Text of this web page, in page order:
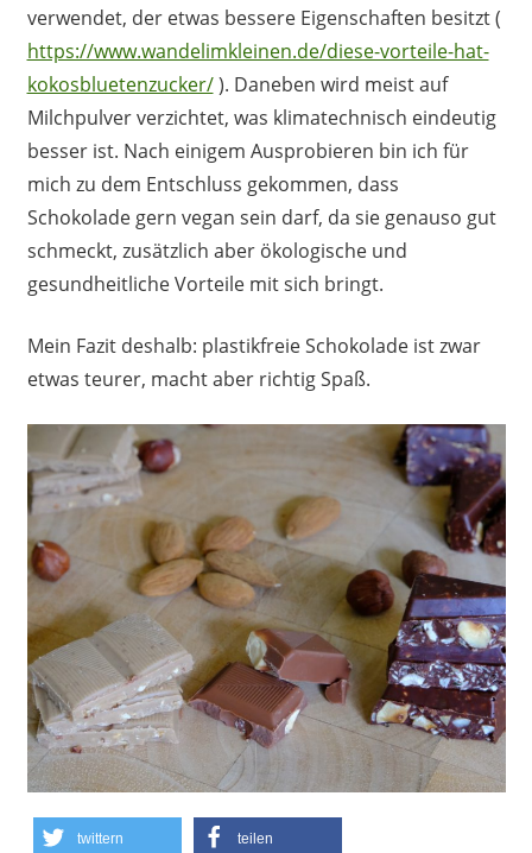
verwendet, der etwas bessere Eigenschaften besitzt (
https://www.wandelimkleinen.de/diese-vorteile-hat-
kokosbluetenzucker/). Daneben wird meist auf
Milchpulver verzichtet, was klimatechnisch eindeutig
besser ist. Nach einigem Ausprobieren bin ich für
mich zu dem Entschluss gekommen, dass
Schokolade gern vegan sein darf, da sie genauso gut
schmeckt, zusätzlich aber ökologische und
gesundheitliche Vorteile mit sich bringt.
Mein Fazit deshalb: plastikfreie Schokolade ist zwar
etwas teurer, macht aber richtig Spaß.
twittern teilen